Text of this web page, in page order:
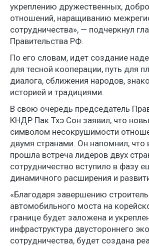
укреплению дружественных,
отношений, наращиванию
сотрудничества», — подчеркнул
Правительства РФ.
По его словам, идет создание
для тесной кооперации, путь для
диалога, сближения народов,
историей и традициями.
В свою очередь председатель
КНДР Пак Тхэ Сон заявил, что
символом несокрушимости
двумя странами. Он напомнил, что
прошла встреча лидеров двух
сотрудничество вступило в фазу
динамичного расширения и
«Благодаря завершению
автомобильного моста на
границе будет заложена и
инфраструктура двустороннего
сотрудничества, будет создана